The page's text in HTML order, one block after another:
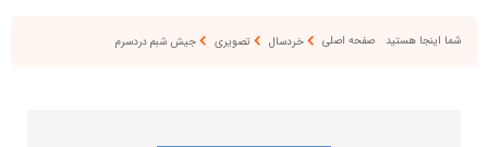
شما اینجا هستید صفحه اصلی خردسال تصویری جیش شبم دردسرم